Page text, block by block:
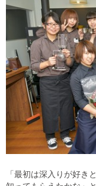
「最初は深入りが好き